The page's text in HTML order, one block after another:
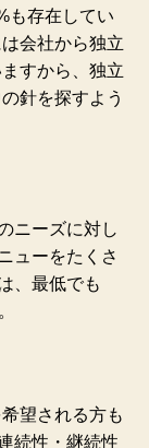
も存在してい
会社から独立
すから、独立
針を探すよう
ニーズに対し
ューをたくさ
、最低でも
望される方も
続性・継続性